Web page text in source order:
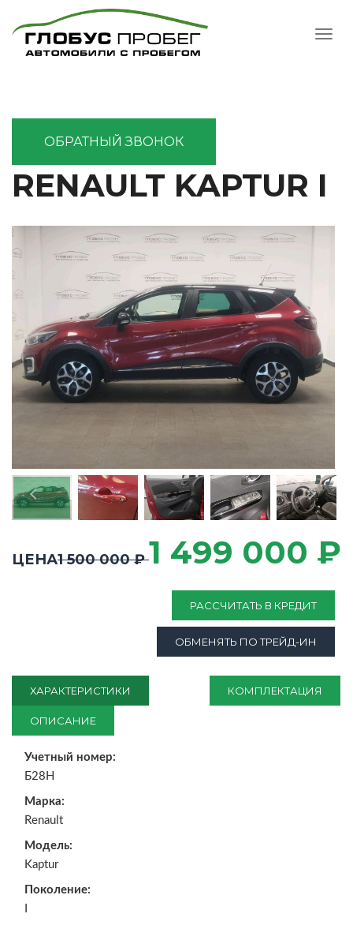
ОБРАТНЫЙ ЗВОНОК
RENAULT KAPTUR I
ХАРАКТЕРИСТИКИ КОМПЛЕКТАЦИЯ
ОПИСАНИЕ
Учетный номер:
Б28Н
Марка:
Renault
Модель:
Kaptur
Поколение:
ЦЕНА1 500 000 ₽1 499 000 ₽
РАССЧИТАТЬ В КРЕДИТ
ОБМЕНЯТЬ ПО ТРЕЙД-ИН